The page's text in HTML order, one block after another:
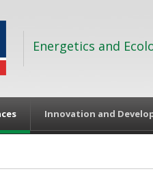
Energetics and
Innovation and